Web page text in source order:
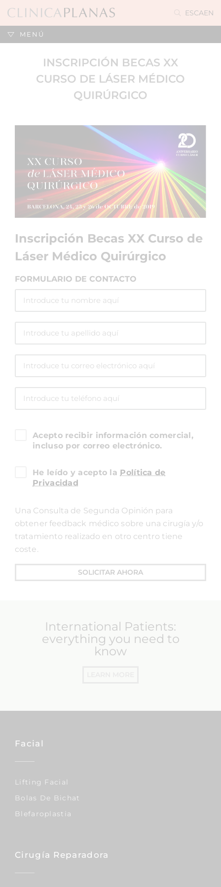
ESCAEN
MENÚ
INSCRIPCIÓN BECAS XX
CURSO DE LÁSER MÉDICO
QUIRÚRGICO
Inscripción Becas XX Curso de
Láser Médico Quirúrgico
FORMULARIO DE CONTACTO
Acepto recibir información comercial,
incluso por correo electrónico.
He leído y acepto la Política de
Privacidad
Una Consulta de Segunda Opinión para
obtener feedback médico sobre una cirugía y/o
tratamiento realizado en otro centro tiene
coste.
SOLICITAR AHORA
International Patients:
everything you need to
know
Facial
Lifting Facial
Bolas De Bichat
Blefaroplastia
Cirugía Reparadora